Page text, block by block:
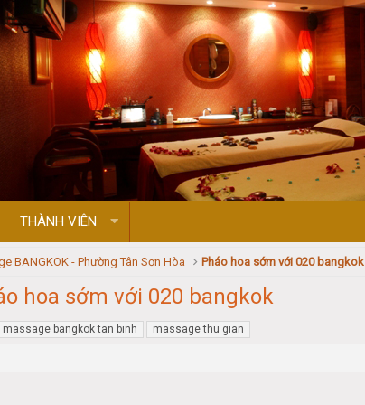
THÀNH VIÊN
BANGKOK - Phường Tân Sơn Hòa Pháo hoa sớm với 020 bangkok
hoa sớm với 020 bangkok
massage bangkok tan binh massage thu gian